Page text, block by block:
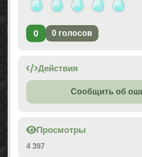
0 0 голосов
Действия
Сообщить об
Просмотры
4 397